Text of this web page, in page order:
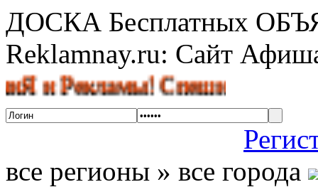
ДОСКА Бесплатных
Reklamnay.ru: Сайт
Рекламы! Спешите
все регионы » все города